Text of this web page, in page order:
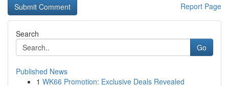
Report Page
Search
Go
Published News
1 WK66 Promotion: Exclusive Deals Revealed